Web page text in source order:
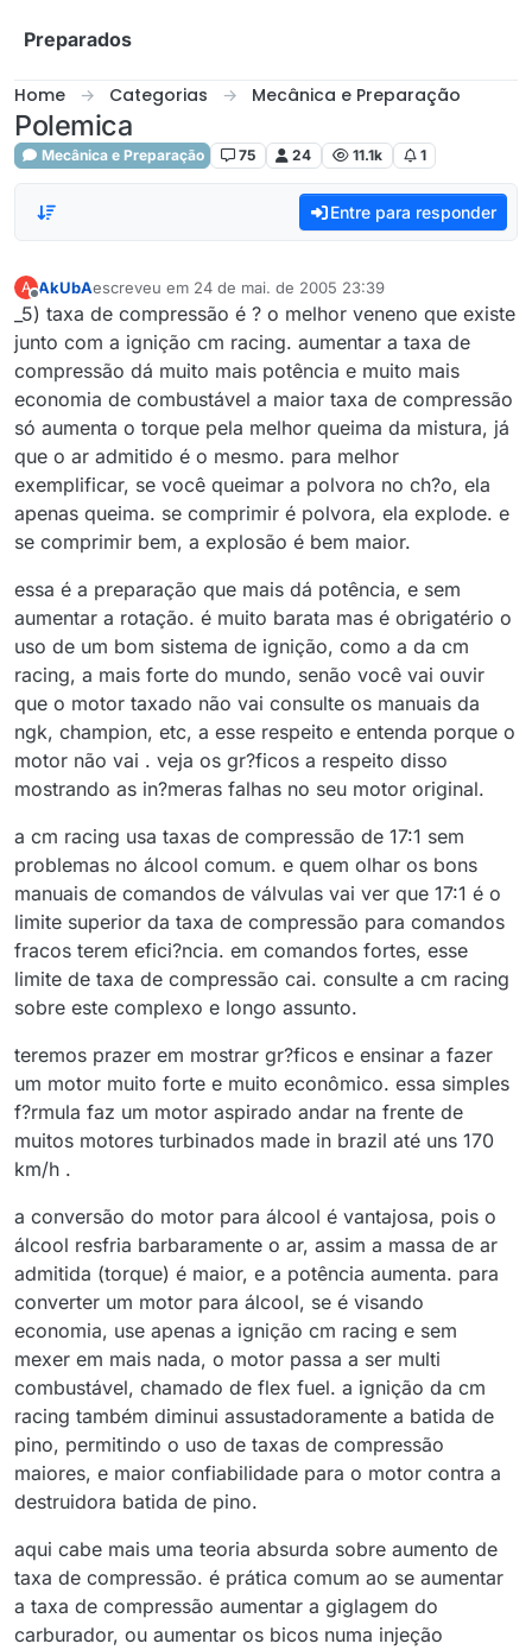
Preparados
Home Categorias Mecânica e Preparação
Polemica
Mecânica e Preparação 75 24 11.1k 1
Entre para responder
A
Offline
AkUbAescreveu em 24 de mai. de 2005 23:39
última edição por
_5) taxa de compressão é ? o melhor veneno que existe
junto com a ignição cm racing. aumentar a taxa de
compressão dá muito mais potência e muito mais
economia de combustável a maior taxa de compressão
só aumenta o torque pela melhor queima da mistura, já
que o ar admitido é o mesmo. para melhor
exemplificar, se você queimar a polvora no ch?o, ela
apenas queima. se comprimir é polvora, ela explode. e
se comprimir bem, a explosão é bem maior.
essa é a preparação que mais dá potência, e sem
aumentar a rotação. é muito barata mas é obrigatério o
uso de um bom sistema de ignição, como a da cm
racing, a mais forte do mundo, senão você vai ouvir
que o motor taxado não vai consulte os manuais da
ngk, champion, etc, a esse respeito e entenda porque o
motor não vai . veja os gr?ficos a respeito disso
mostrando as in?meras falhas no seu motor original.
a cm racing usa taxas de compressão de 17:1 sem
problemas no álcool comum. e quem olhar os bons
manuais de comandos de válvulas vai ver que 17:1 é o
limite superior da taxa de compressão para comandos
fracos terem efici?ncia. em comandos fortes, esse
limite de taxa de compressão cai. consulte a cm racing
sobre este complexo e longo assunto.
teremos prazer em mostrar gr?ficos e ensinar a fazer
um motor muito forte e muito econômico. essa simples
f?rmula faz um motor aspirado andar na frente de
muitos motores turbinados made in brazil até uns 170
km/h .
a conversão do motor para álcool é vantajosa, pois o
álcool resfria barbaramente o ar, assim a massa de ar
admitida (torque) é maior, e a potência aumenta. para
converter um motor para álcool, se é visando
economia, use apenas a ignição cm racing e sem
mexer em mais nada, o motor passa a ser multi
combustável, chamado de flex fuel. a ignição da cm
racing também diminui assustadoramente a batida de
pino, permitindo o uso de taxas de compressão
maiores, e maior confiabilidade para o motor contra a
destruidora batida de pino.
aqui cabe mais uma teoria absurda sobre aumento de
taxa de compressão. é prática comum ao se aumentar
a taxa de compressão aumentar a giglagem do
carburador, ou aumentar os bicos numa injeção